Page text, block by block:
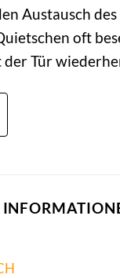
Austausch
oft
Tür